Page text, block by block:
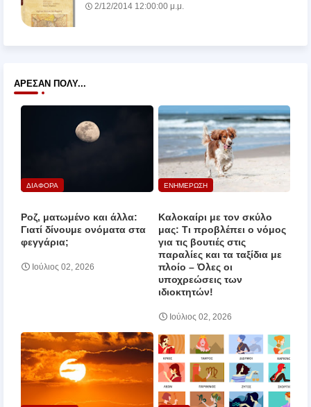
2/12/2014 12:00:00 μ.μ.
ΆΡΕΣΑΝ ΠΟΛΎ...
ΔΙΑΦΟΡΑ
Ροζ, ματωμένο και άλλα:
Γιατί δίνουμε ονόματα στα
φεγγάρια;
Ιούλιος 02, 2026
ΕΝΗΜΕΡΩΣΗ
Καλοκαίρι με τον σκύλο
μας: Τι προβλέπει ο νόμος
για τις βουτιές στις
παραλίες και τα ταξίδια με
πλοίο – Όλες οι
υποχρεώσεις των
ιδιοκτητών!
Ιούλιος 02, 2026